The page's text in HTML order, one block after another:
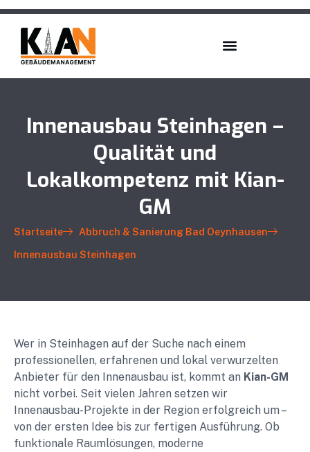
Innenausbau Steinhagen –
Qualität und
Lokalkompetenz mit Kian-
GM
Startseite Abbruch & Sanierung Bad Oeynhausen
Innenausbau Steinhagen
Wer in Steinhagen auf der Suche nach einem
professionellen, erfahrenen und lokal verwurzelten
Anbieter für den Innenausbau ist, kommt an Kian-GM
nicht vorbei. Seit vielen Jahren setzen wir
Innenausbau-Projekte in der Region erfolgreich um –
von der ersten Idee bis zur fertigen Ausführung. Ob
funktionale Raumlösungen, moderne